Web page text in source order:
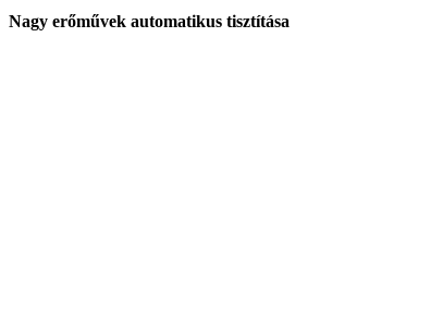
Nagy erőművek automatikus tisztítása